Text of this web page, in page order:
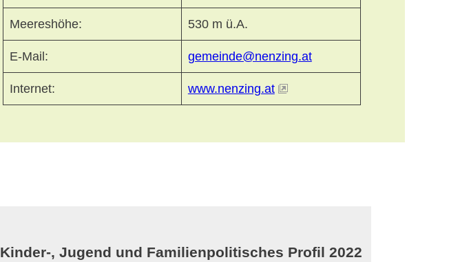
Meereshöhe: 530 m ü.A.
E-Mail: gemeinde@nenzing.at
Internet: www.nenzing.at
Kinder-, Jugend und Familienpolitisches Profil 2022